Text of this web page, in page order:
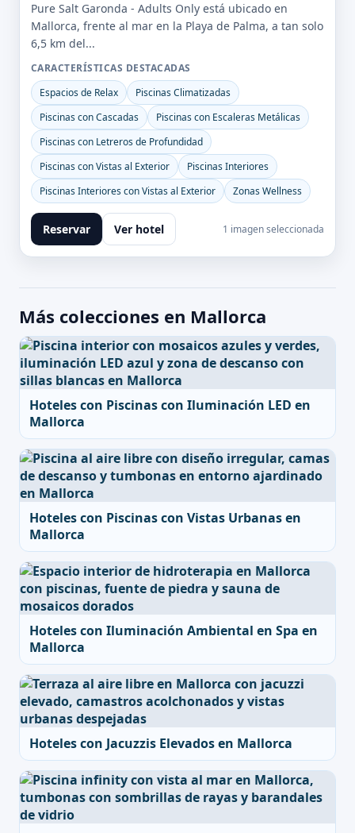
Pure Salt Garonda - Adults Only está ubicado en
Mallorca, frente al mar en la Playa de Palma, a tan solo
6,5 km del...
CARACTERÍSTICAS DESTACADAS
Espacios de Relax
Piscinas Climatizadas
Piscinas con Cascadas
Piscinas con Escaleras Metálicas
Piscinas con Letreros de Profundidad
Piscinas con Vistas al Exterior
Piscinas Interiores
Piscinas Interiores con Vistas al Exterior
Zonas Wellness
Reservar Ver hotel 1 imagen seleccionada
Más colecciones en Mallorca
Hoteles con Piscinas con Iluminación LED en
Mallorca
Hoteles con Piscinas con Vistas Urbanas en
Mallorca
Hoteles con Iluminación Ambiental en Spa en
Mallorca
Hoteles con Jacuzzis Elevados en Mallorca